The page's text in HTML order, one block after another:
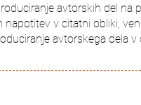
avtorskih del
napotitev v citatni obliki,
avtorskega dela